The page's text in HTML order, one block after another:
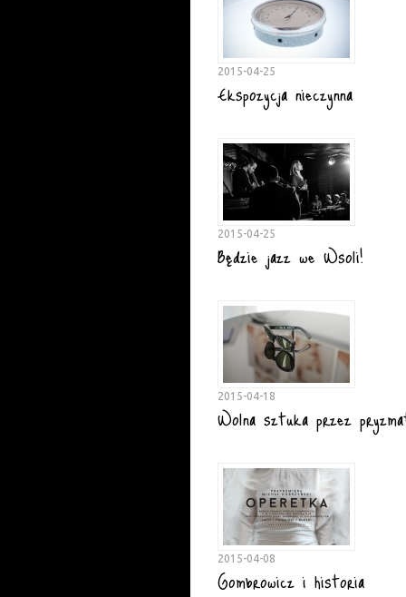
2015-04-25
Ekspozycja nieczynna
2015-04-25
Będzie jazz we Wsoli!
2015-04-18
Wolna sztuka przez
2015-04-08
Gombrowicz i historia